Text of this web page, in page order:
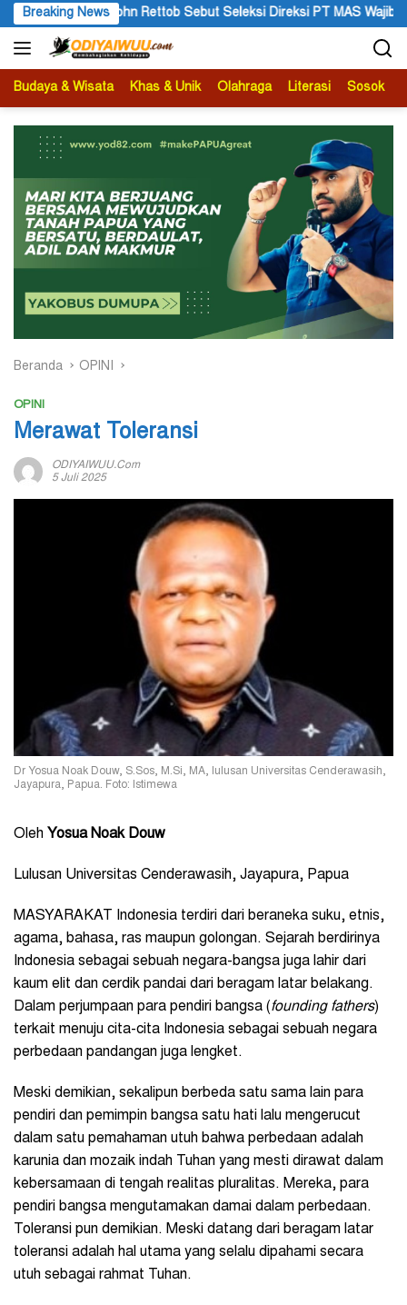
Langsung
ke
konten
Breaking News
Direksi PT MAS Wajib Lewat Mekanisme RUPS
Budaya & Wisata Khas & Unik Olahraga Literasi Sosok
Beranda OPINI
OPINI
Merawat Toleransi
ODIYAIWUU.com
5 Juli 2025
Dr Yosua Noak Douw, S.Sos, M.Si, MA, lulusan Universitas Cenderawasih,
Jayapura, Papua. Foto: Istimewa
Oleh Yosua Noak Douw
Lulusan Universitas Cenderawasih, Jayapura, Papua
MASYARAKAT Indonesia terdiri dari beraneka suku, etnis,
agama, bahasa, ras maupun golongan. Sejarah berdirinya
Indonesia sebagai sebuah negara-bangsa juga lahir dari
kaum elit dan cerdik pandai dari beragam latar belakang.
Dalam perjumpaan para pendiri bangsa (founding fathers)
terkait menuju cita-cita Indonesia sebagai sebuah negara
perbedaan pandangan juga lengket.
Meski demikian, sekalipun berbeda satu sama lain para
pendiri dan pemimpin bangsa satu hati lalu mengerucut
dalam satu pemahaman utuh bahwa perbedaan adalah
karunia dan mozaik indah Tuhan yang mesti dirawat dalam
kebersamaan di tengah realitas pluralitas. Mereka, para
pendiri bangsa mengutamakan damai dalam perbedaan.
Toleransi pun demikian. Meski datang dari beragam latar
toleransi adalah hal utama yang selalu dipahami secara
utuh sebagai rahmat Tuhan.